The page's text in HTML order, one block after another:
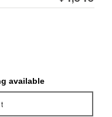
available